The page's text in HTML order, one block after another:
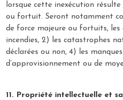
lorsque cette inexécution résulte
ou fortuit. Seront notamment
de force majeure ou fortuits, les
incendies, 2) les catastrophes
déclarées ou non, 4) les
d’approvisionnement ou de
11. Propriété intellectuelle et